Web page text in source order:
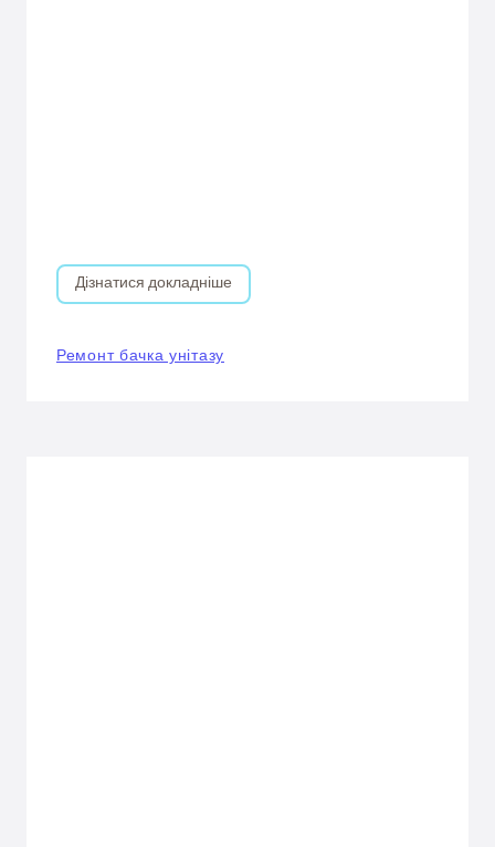
Дізнатися докладніше
Ремонт бачка унітазу